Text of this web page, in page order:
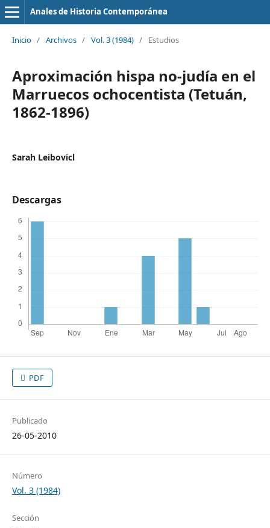
Anales de Historia Contemporánea
Inicio / Archivos / Vol. 3 (1984) / Estudios
Aproximación hispa no-judía en el
Marruecos ochocentista (Tetuán,
1862-1896)
Sarah Leibovicl
Descargas
PDF
Publicado
26-05-2010
Número
Vol. 3 (1984)
Sección